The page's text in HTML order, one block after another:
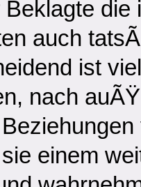
Beklagte
auch
ist
nach
einem